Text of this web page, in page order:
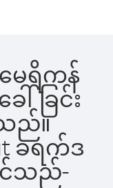
မေရိကန်
ါ်ခြင်း
ည်။
ခရက်ဒ
င်သည်-